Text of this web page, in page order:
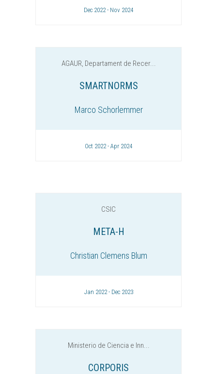
Dec 2022 - Nov 2024
AGAUR, Departament de Recer...
SMARTNORMS
Marco Schorlemmer
Oct 2022 - Apr 2024
CSIC
META-H
Christian Clemens Blum
Jan 2022 - Dec 2023
Ministerio de Ciencia e Inn...
CORPORIS